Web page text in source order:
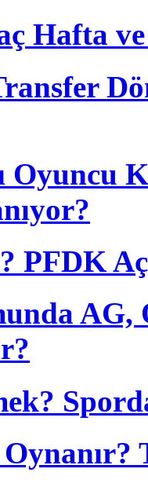
Hafta
Oyuncu
PFDK
AG,